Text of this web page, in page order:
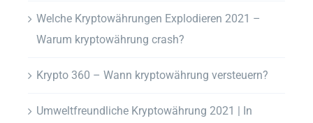
Welche Kryptowährungen Explodieren 2021 –
Warum kryptowährung crash?
Krypto 360 – Wann kryptowährung versteuern?
Umweltfreundliche Kryptowährung 2021 | In